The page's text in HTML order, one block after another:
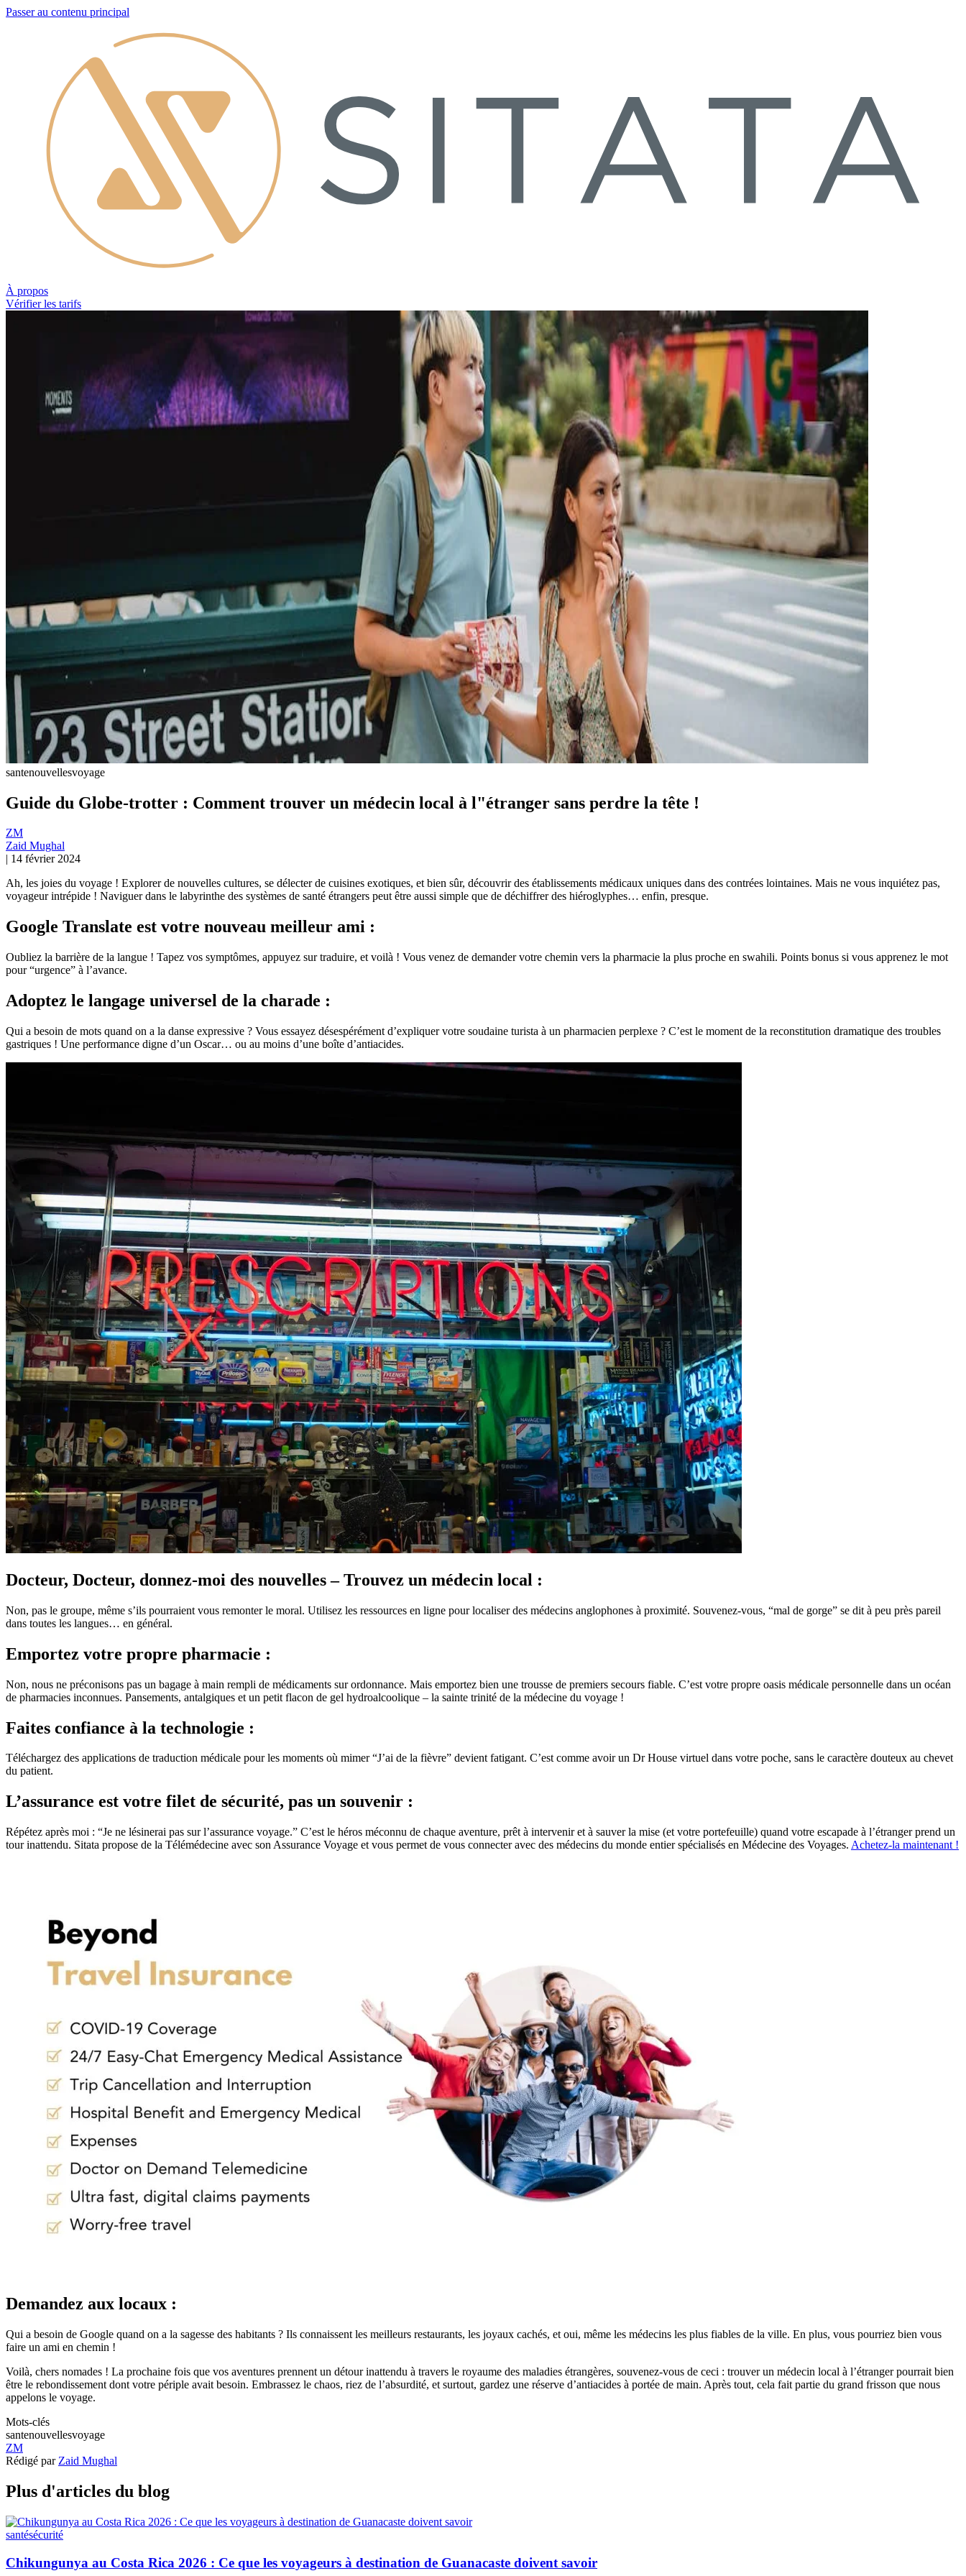
Passer au contenu principal
À propos
Vérifier les tarifs
santenouvellesvoyage
Guide du Globe-trotter : Comment trouver un médecin local à l"étranger sans perdre la tête !
ZM
Zaid Mughal
| 14 février 2024
Ah, les joies du voyage ! Explorer de nouvelles cultures, se délecter de cuisines exotiques, et bien sûr, découvrir des établissements médicaux uniques dans des contrées lointaines. Mais ne vous inquiétez pas,
voyageur intrépide ! Naviguer dans le labyrinthe des systèmes de santé étrangers peut être aussi simple que de déchiffrer des hiéroglyphes… enfin, presque.
Google Translate est votre nouveau meilleur ami :
Oubliez la barrière de la langue ! Tapez vos symptômes, appuyez sur traduire, et voilà ! Vous venez de demander votre chemin vers la pharmacie la plus proche en swahili. Points bonus si vous apprenez le mot
pour “urgence” à l’avance.
Adoptez le langage universel de la charade :
Qui a besoin de mots quand on a la danse expressive ? Vous essayez désespérément d’expliquer votre soudaine turista à un pharmacien perplexe ? C’est le moment de la reconstitution dramatique des troubles
gastriques ! Une performance digne d’un Oscar… ou au moins d’une boîte d’antiacides.
Docteur, Docteur, donnez-moi des nouvelles – Trouvez un médecin local :
Non, pas le groupe, même s’ils pourraient vous remonter le moral. Utilisez les ressources en ligne pour localiser des médecins anglophones à proximité. Souvenez-vous, “mal de gorge” se dit à peu près pareil
dans toutes les langues… en général.
Emportez votre propre pharmacie :
Non, nous ne préconisons pas un bagage à main rempli de médicaments sur ordonnance. Mais emportez bien une trousse de premiers secours fiable. C’est votre propre oasis médicale personnelle dans un océan
de pharmacies inconnues. Pansements, antalgiques et un petit flacon de gel hydroalcoolique – la sainte trinité de la médecine du voyage !
Faites confiance à la technologie :
Téléchargez des applications de traduction médicale pour les moments où mimer “J’ai de la fièvre” devient fatigant. C’est comme avoir un Dr House virtuel dans votre poche, sans le caractère douteux au chevet
du patient.
L’assurance est votre filet de sécurité, pas un souvenir :
Répétez après moi : “Je ne lésinerai pas sur l’assurance voyage.” C’est le héros méconnu de chaque aventure, prêt à intervenir et à sauver la mise (et votre portefeuille) quand votre escapade à l’étranger prend un
tour inattendu. Sitata propose de la Télémédecine avec son Assurance Voyage et vous permet de vous connecter avec des médecins du monde entier spécialisés en Médecine des Voyages. Achetez-la maintenant !
Demandez aux locaux :
Qui a besoin de Google quand on a la sagesse des habitants ? Ils connaissent les meilleurs restaurants, les joyaux cachés, et oui, même les médecins les plus fiables de la ville. En plus, vous pourriez bien vous
faire un ami en chemin !
Voilà, chers nomades ! La prochaine fois que vos aventures prennent un détour inattendu à travers le royaume des maladies étrangères, souvenez-vous de ceci : trouver un médecin local à l’étranger pourrait bien
être le rebondissement dont votre périple avait besoin. Embrassez le chaos, riez de l’absurdité, et surtout, gardez une réserve d’antiacides à portée de main. Après tout, cela fait partie du grand frisson que nous
appelons le voyage.
Mots-clés
santenouvellesvoyage
ZM
Rédigé par Zaid Mughal
Plus d'articles du blog
santésécurité
Chikungunya au Costa Rica 2026 : Ce que les voyageurs à destination de Guanacaste doivent savoir